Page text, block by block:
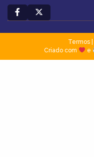
Termos|
Criado com
e